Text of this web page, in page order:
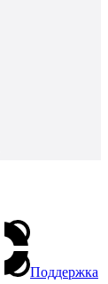
Поддержка